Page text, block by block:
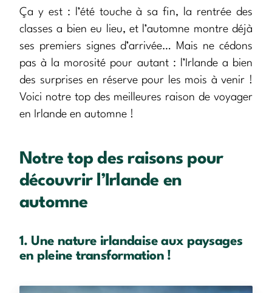
Ça y est : l’été touche à sa fin, la rentrée des
classes a bien eu lieu, et l’automne montre déjà
ses premiers signes d’arrivée… Mais ne cédons
pas à la morosité pour autant : l’Irlande a bien
des surprises en réserve pour les mois à venir !
Voici notre top des meilleures raison de voyager
en Irlande en automne !
Notre top des raisons pour
découvrir l’Irlande en
automne
1. Une nature irlandaise aux paysages
en pleine transformation !